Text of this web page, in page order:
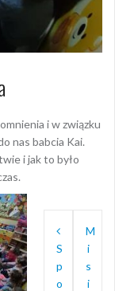
i w związku
nas babcia Kai.
i jak to było
wpisu
S
p
o
M
i
s
i